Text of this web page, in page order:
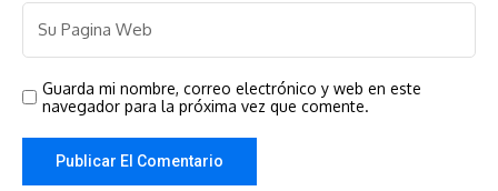
Guarda mi nombre, correo electrónico y web en este
navegador para la próxima vez que comente.